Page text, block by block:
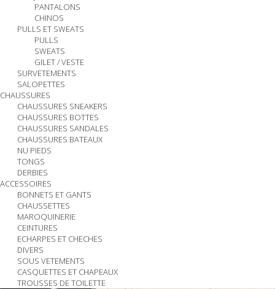
PANTALONS
CHINOS
PULLS ET SWEATS
PULLS
SWEATS
GILET / VESTE
SURVETEMENTS
SALOPETTES
CHAUSSURES
CHAUSSURES SNEAKERS
CHAUSSURES BOTTES
CHAUSSURES SANDALES
CHAUSSURES BATEAUX
NU PIEDS
TONGS
DERBIES
ACCESSOIRES
BONNETS ET GANTS
CHAUSSETTES
MAROQUINERIE
CEINTURES
ECHARPES ET CHECHES
DIVERS
SOUS VETEMENTS
CASQUETTES ET CHAPEAUX
TROUSSES DE TOILETTE